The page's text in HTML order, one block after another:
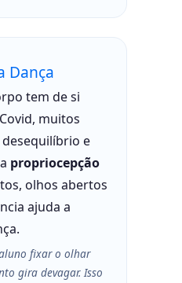
Dança
tem de si
muitos
e
propriocepção
olhos abertos
ajuda a
fixar o olhar
gira devagar. Isso